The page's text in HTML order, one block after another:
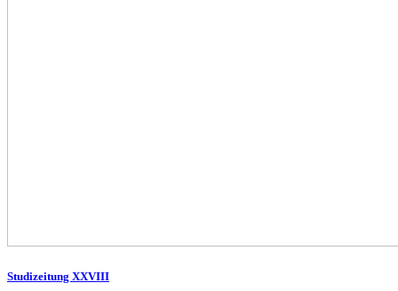
Studizeitung XXVIII